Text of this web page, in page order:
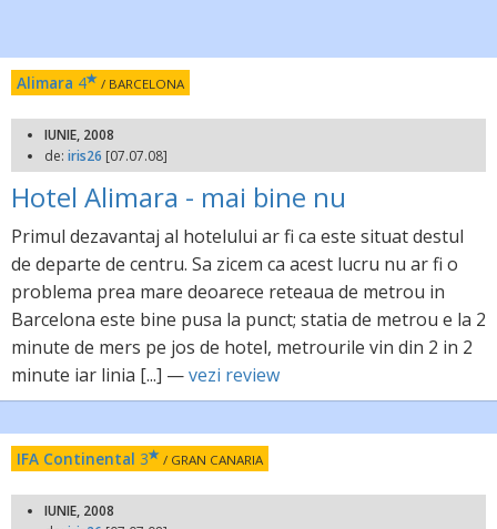
Alimara 4 / BARCELONA
IUNIE, 2008
de: iris26 [07.07.08]
Hotel Alimara - mai bine nu
Primul dezavantaj al hotelului ar fi ca este situat destul
de departe de centru. Sa zicem ca acest lucru nu ar fi o
problema prea mare deoarece reteaua de metrou in
Barcelona este bine pusa la punct; statia de metrou e la 2
minute de mers pe jos de hotel, metrourile vin din 2 in 2
minute iar linia [...] —vezi review
IFA Continental 3 / GRAN CANARIA
IUNIE, 2008